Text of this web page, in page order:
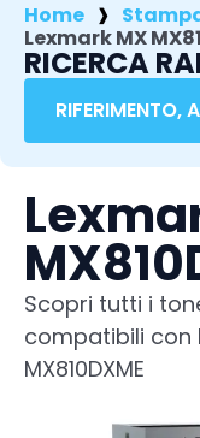
Home
Lexmark MX
RICERCA
Scopri tutti i
compatibili con
MX810DXME